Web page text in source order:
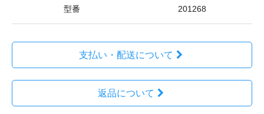
型番 201268
支払い・配送について
返品について